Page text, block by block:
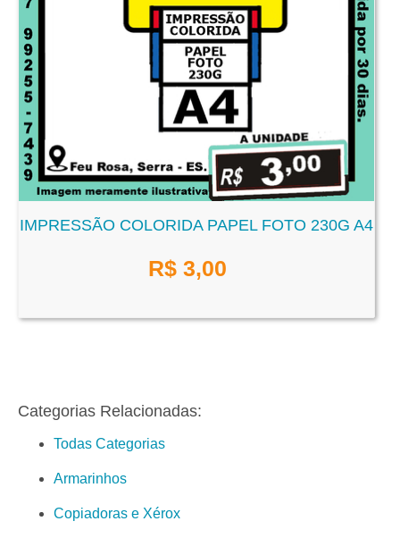
IMPRESSÃO COLORIDA PAPEL FOTO 230G A4
R$ 3,00
Categorias Relacionadas:
Todas Categorias
Armarinhos
Copiadoras e Xérox